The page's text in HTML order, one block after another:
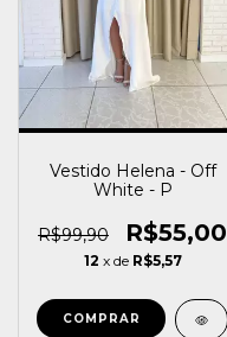
Vestido Helena - Off
White - P
R$99,90 R$55,00
12 x de R$5,57
COMPRAR